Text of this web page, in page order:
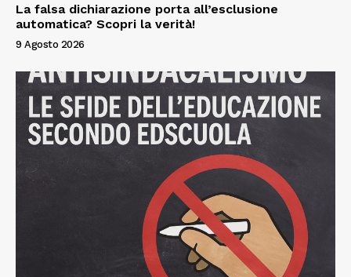
La falsa dichiarazione porta all’esclusione
automatica? Scopri la verità!
9 Agosto 2026